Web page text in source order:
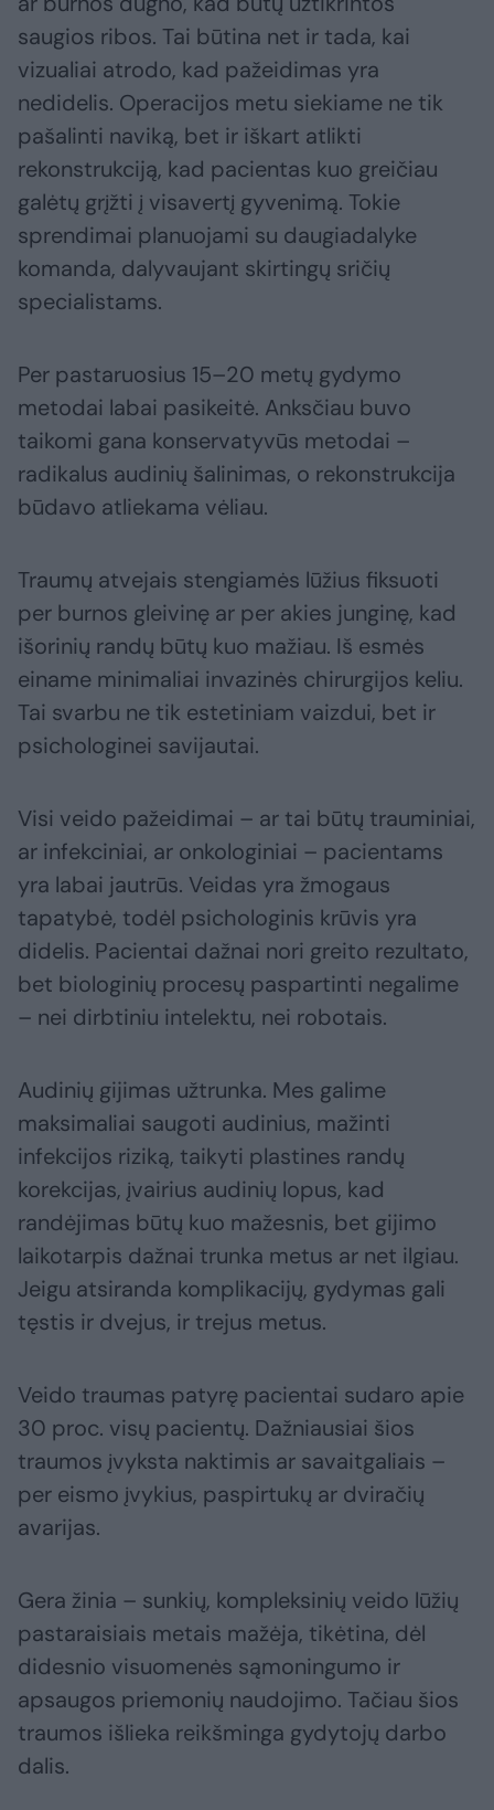
saugios ribos. Tai būtina net ir tada, kai
vizualiai atrodo, kad pažeidimas yra
nedidelis. Operacijos metu siekiame ne tik
pašalinti naviką, bet ir iškart atlikti
rekonstrukciją, kad pacientas kuo greičiau
galėtų grįžti į visavertį gyvenimą. Tokie
sprendimai planuojami su daugiadalyke
komanda, dalyvaujant skirtingų sričių
specialistams.
Per pastaruosius 15–20 metų gydymo
metodai labai pasikeitė. Anksčiau buvo
taikomi gana konservatyvūs metodai –
radikalus audinių šalinimas, o rekonstrukcija
būdavo atliekama vėliau.
Traumų atvejais stengiamės lūžius fiksuoti
per burnos gleivinę ar per akies junginę, kad
išorinių randų būtų kuo mažiau. Iš esmės
einame minimaliai invazinės chirurgijos keliu.
Tai svarbu ne tik estetiniam vaizdui, bet ir
psichologinei savijautai.
Visi veido pažeidimai – ar tai būtų trauminiai,
ar infekciniai, ar onkologiniai – pacientams
yra labai jautrūs. Veidas yra žmogaus
tapatybė, todėl psichologinis krūvis yra
didelis. Pacientai dažnai nori greito rezultato,
bet biologinių procesų paspartinti negalime
– nei dirbtiniu intelektu, nei robotais.
Audinių gijimas užtrunka. Mes galime
maksimaliai saugoti audinius, mažinti
infekcijos riziką, taikyti plastines randų
korekcijas, įvairius audinių lopus, kad
randėjimas būtų kuo mažesnis, bet gijimo
laikotarpis dažnai trunka metus ar net ilgiau.
Jeigu atsiranda komplikacijų, gydymas gali
tęstis ir dvejus, ir trejus metus.
Veido traumas patyrę pacientai sudaro apie
30 proc. visų pacientų. Dažniausiai šios
traumos įvyksta naktimis ar savaitgaliais –
per eismo įvykius, paspirtukų ar dviračių
avarijas.
Gera žinia – sunkių, kompleksinių veido lūžių
pastaraisiais metais mažėja, tikėtina, dėl
didesnio visuomenės sąmoningumo ir
apsaugos priemonių naudojimo. Tačiau šios
traumos išlieka reikšminga gydytojų darbo
dalis.